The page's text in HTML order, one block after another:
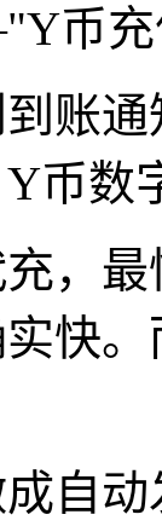
币充
账
币数
，
快
自